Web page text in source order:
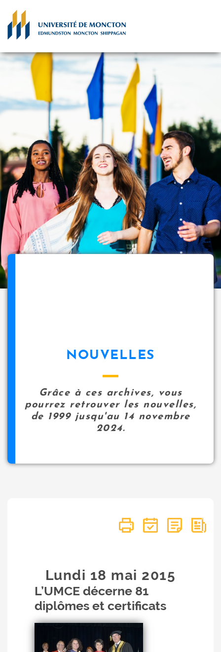
NOUVELLES
Grâce à ces archives, vous
pourrez retrouver les nouvelles,
de 1999 jusqu'au 14 novembre
2024.
Lundi 18 mai 2015
L’UMCE décerne 81
diplômes et certificats